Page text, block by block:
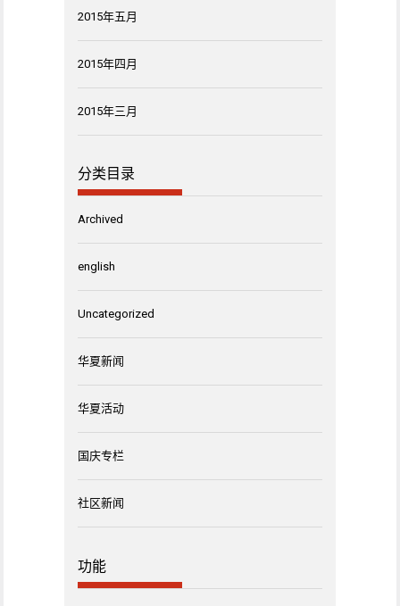
2015年五月
2015年四月
2015年三月
分类目录
Archived
english
Uncategorized
华夏新闻
华夏活动
国庆专栏
社区新闻
功能